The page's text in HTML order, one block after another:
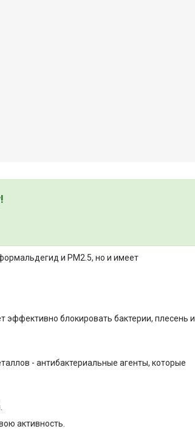
и РМ2.5, но и имеет
блокировать бактерии, плесень и
- антибактериальные агенты, которые
активность.